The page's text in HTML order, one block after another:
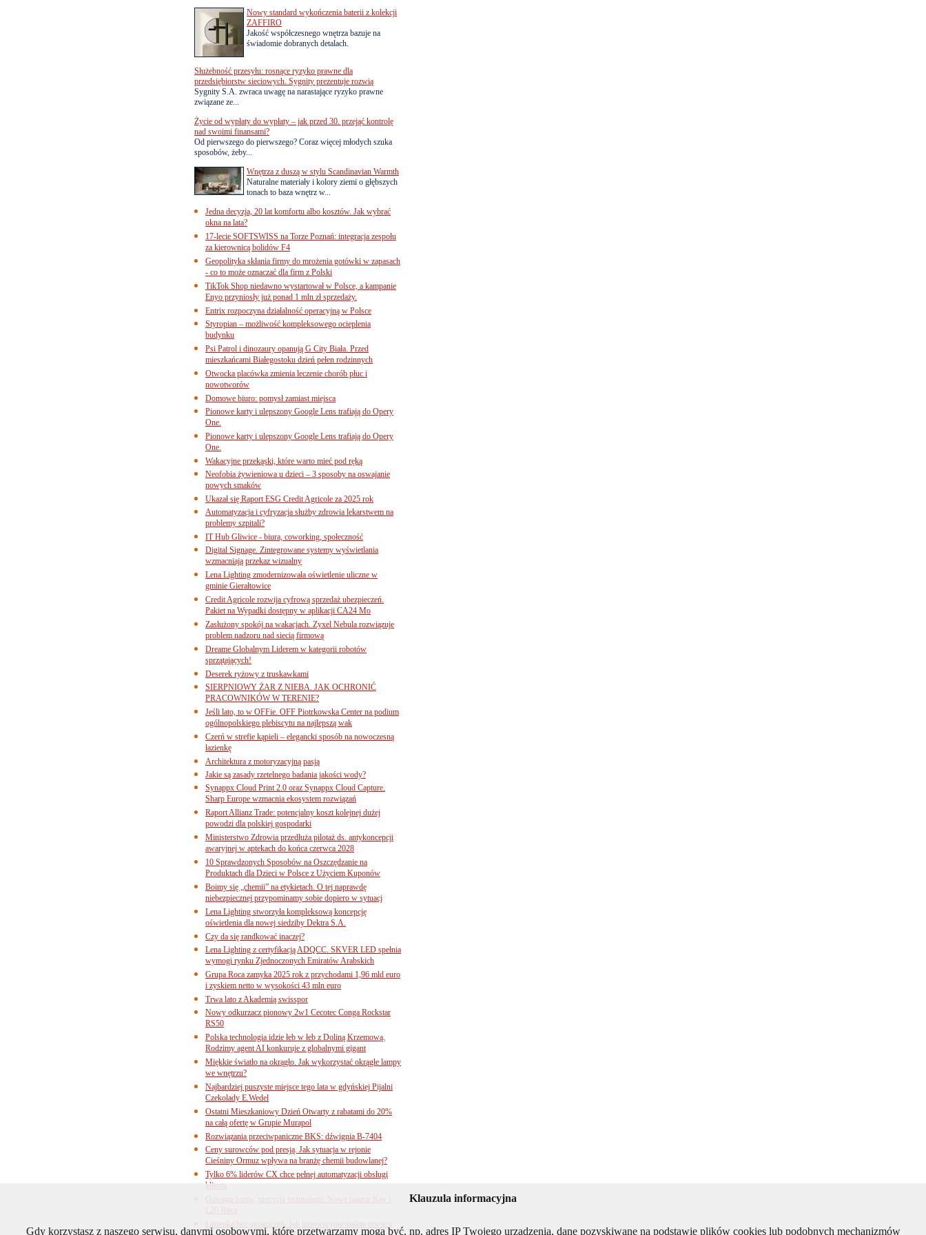
Nowy standard wykończenia baterii z kolekcji
ZAFFIRO
Jakość współczesnego wnętrza bazuje na
świadomie dobranych detalach.
Służebność przesyłu: rosnące ryzyko prawne dla
przedsiębiorstw sieciowych. Sygnity prezentuje rozwią
Sygnity S.A. zwraca uwagę na narastające ryzyko prawne
związane ze...
Życie od wypłaty do wypłaty – jak przed 30. przejąć kontrolę
nad swoimi finansami?
Od pierwszego do pierwszego? Coraz więcej młodych szuka
sposobów, żeby...
Wnętrza z duszą w stylu Scandinavian Warmth
Naturalne materiały i kolory ziemi o głębszych
tonach to baza wnętrz w...
Jedna decyzja, 20 lat komfortu albo kosztów. Jak wybrać
okna na lata?
17-lecie SOFTSWISS na Torze Poznań: integracja zespołu
za kierownicą bolidów F4
Geopolityka skłania firmy do mrożenia gotówki w zapasach
- co to może oznaczać dla firm z Polski
TikTok Shop niedawno wystartował w Polsce, a kampanie
Enyo przyniosły już ponad 1 mln zł sprzedaży.
Entrix rozpoczyna działalność operacyjną w Polsce
Styropian – możliwość kompleksowego ocieplenia
budynku
Psi Patrol i dinozaury opanują G City Biała. Przed
mieszkańcami Białegostoku dzień pełen rodzinnych
Otwocka placówka zmienia leczenie chorób płuc i
nowotworów
Domowe biuro: pomysł zamiast miejsca
Pionowe karty i ulepszony Google Lens trafiają do Opery
One.
Pionowe karty i ulepszony Google Lens trafiają do Opery
One.
Wakacyjne przekąski, które warto mieć pod ręką
Neofobia żywieniowa u dzieci – 3 sposoby na oswajanie
nowych smaków
Ukazał się Raport ESG Credit Agricole za 2025 rok
Automatyzacja i cyfryzacja służby zdrowia lekarstwem na
problemy szpitali?
IT Hub Gliwice - biura, coworking, społeczność
Digital Signage. Zintegrowane systemy wyświetlania
wzmacniają przekaz wizualny
Lena Lighting zmodernizowała oświetlenie uliczne w
gminie Gierałtowice
Credit Agricole rozwija cyfrową sprzedaż ubezpieczeń.
Pakiet na Wypadki dostępny w aplikacji CA24 Mo
Zasłużony spokój na wakacjach. Zyxel Nebula rozwiązuje
problem nadzoru nad siecią firmową
Dreame Globalnym Liderem w kategorii robotów
sprzątających!
Deserek ryżowy z truskawkami
SIERPNIOWY ŻAR Z NIEBA. JAK OCHRONIĆ
PRACOWNIKÓW W TERENIE?
Jeśli lato, to w OFFie. OFF Piotrkowska Center na podium
ogólnopolskiego plebiscytu na najlepszą wak
Czerń w strefie kąpieli – elegancki sposób na nowoczesną
łazienkę
Architektura z motoryzacyjną pasją
Jakie są zasady rzetelnego badania jakości wody?
Synappx Cloud Print 2.0 oraz Synappx Cloud Capture.
Sharp Europe wzmacnia ekosystem rozwiązań
Raport Allianz Trade: potencjalny koszt kolejnej dużej
powodzi dla polskiej gospodarki
Ministerstwo Zdrowia przedłuża pilotaż ds. antykoncepcji
awaryjnej w aptekach do końca czerwca 2028
10 Sprawdzonych Sposobów na Oszczędzanie na
Produktach dla Dzieci w Polsce z Użyciem Kuponów
Boimy się „chemii” na etykietach. O tej naprawdę
niebezpiecznej przypominamy sobie dopiero w sytuacj
Lena Lighting stworzyła kompleksową koncepcję
oświetlenia dla nowej siedziby Dektra S.A.
Czy da się randkować inaczej?
Lena Lighting z certyfikacją ADQCC. SKVER LED spełnia
wymogi rynku Zjednoczonych Emiratów Arabskich
Grupa Roca zamyka 2025 rok z przychodami 1,96 mld euro
i zyskiem netto w wysokości 43 mln euro
Trwa lato z Akademią swisspor
Nowy odkurzacz pionowy 2w1 Cecotec Conga Rockstar
RS50
Polska technologia idzie łeb w łeb z Doliną Krzemową.
Rodzimy agent AI konkuruje z globalnymi gigant
Miękkie światło na okrągło. Jak wykorzystać okrągłe lampy
we wnętrzu?
Najbardziej puszyste miejsce tego lata w gdyńskiej Pijalni
Czekolady E.Wedel
Ostatni Mieszkaniowy Dzień Otwarty z rabatami do 20%
na całą ofertę w Grupie Murapol
Rozwiązania przeciwpaniczne BKS: dźwignia B-7404
Ceny surowców pod presją. Jak sytuacja w rejonie
Cieśniny Ormuz wpływa na branżę chemii budowlanej?
Tylko 6% liderów CX chce pełnej automatyzacji obsługi
klienta
Odwaga formy, precyzja technologii. Nowe baterie Kay i
L20 Roca
Łazienka bez ograniczeń. Jak innowacyjna toaleta otwiera
Klauzula informacyjna
Gdy korzystasz z naszego serwisu, danymi osobowymi, które przetwarzamy mogą być, np. adres IP Twojego urządzenia, dane pozyskiwane na podstawie plików cookies lub podobnych mechanizmów